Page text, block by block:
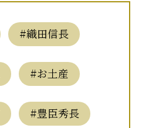
#織田信長
#お土産
#豊臣秀長